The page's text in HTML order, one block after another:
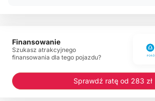
Finansowanie
Szukasz atrakcyjnego
finansowania dla tego pojazdu?
Sprawdź ratę od 283 zł